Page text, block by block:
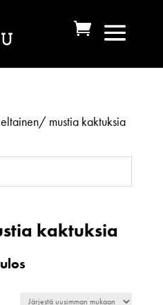
mustia kaktuksia
kaktuksia